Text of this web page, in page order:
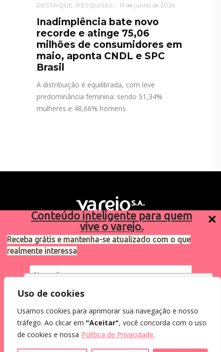
Conteúdo inteligente para quem
vive o varejo.
Receba grátis e mantenha-se atualizado com o que
realmente interessa
Eu concordo em receber comunicações.
Ao informar meus dados, eu concordo com a
Utilizamos cookies para oferecer melhor
como você interage em nosso site e
personalizar conteúdo.
Uso de cookies
Usamos cookies para aprimorar sua navegação e nosso
tráfego. Ao clicar em "Aceitar", você concorda com o uso
de cookies e nossa Política de Privacidade.
DESTAQUE PESQUISAS 17 de junho de 2026
Inadimplência bate novo
recorde e atinge 75,06
milhões de consumidores em
maio, aponta CNDL e SPC
Brasil
A distribuição é equilibrada, com leve
predominância feminina: sendo 51,34%
mulheres e 48,66% homens
Sugestões de pauta
varejosa@cndl.org.br
2024®. Todos os direitos reservados.